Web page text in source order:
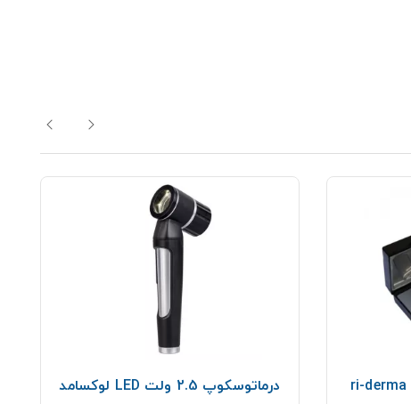
درماتوسکوپ 2.5 ولت LED لوکسامد